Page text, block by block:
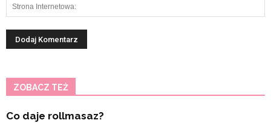
ZOBACZ TEŻ
Co daje rollmasaz?